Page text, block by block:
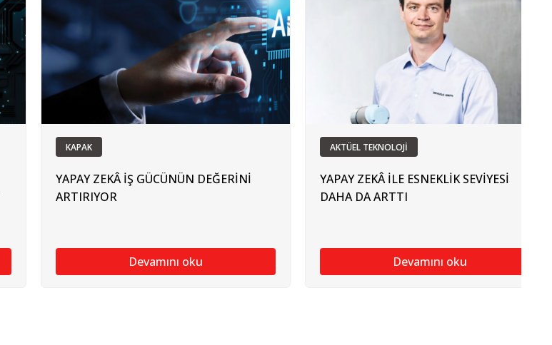
KAPAK
YAPAY ZEKÂ İŞ GÜCÜNÜN DEĞERİNİ
ARTIRIYOR
Devamını oku
AKTÜEL TEKNOLOJİ
YAPAY ZEKÂ İLE ESNEKLİK SEVİYESİ
DAHA DA ARTTI
Devamını oku